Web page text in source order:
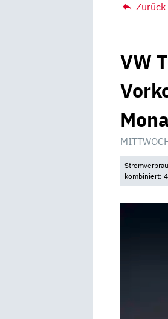
Zurück
VW
kombiniert: